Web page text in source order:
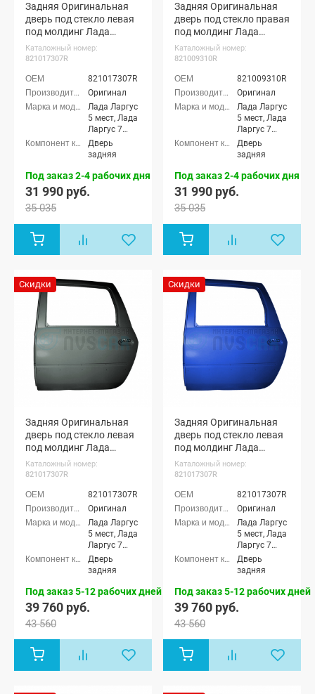
Задняя Оригинальная
дверь под стекло левая
под молдинг Лада
Ларгус (неокрашенная)
Каталожный номер:
821017307R
821017307R
Оригинал
Лада Ларгус
5 мест, Лада
Ларгус 7
мест, Лада
Ларгус
мест, Лада
Кросс 7
Ларгус FL 7
мест, Лада
мест, Лада
Ларгус FL
Кросс 7 мест
Дверь
задняя
Под заказ 2-4 рабочих дня
31 990 руб.
35 035
Задняя Оригинальная
дверь под стекло правая
под молдинг Лада
Ларгус (неокрашенная)
Каталожный номер:
821009310R
821009310R
Оригинал
Лада Ларгус
5 мест, Лада
Ларгус 7
мест, Лада
Ларгус
мест, Лада
Кросс 7
Ларгус FL 7
мест, Лада
мест, Лада
Ларгус FL
Кросс 7 мест
Дверь
задняя
Под заказ 2-4 рабочих дня
31 990 руб.
35 035
Скидки
Задняя Оригинальная
дверь под стекло левая
под молдинг Лада
Ларгус (Каракумы 238)
Каталожный номер:
821017307R
821017307R
Оригинал
Лада Ларгус
5 мест, Лада
Ларгус 7
мест, Лада
Ларгус
мест, Лада
Кросс 7
Ларгус FL 7
мест, Лада
Дверь
задняя
Под заказ 5-12 рабочих дней
39 760 руб.
43 560
Скидки
Задняя Оригинальная
дверь под стекло левая
под молдинг Лада
Ларгус (Дипломат 424)
Каталожный номер:
821017307R
821017307R
Оригинал
Лада Ларгус
5 мест, Лада
Ларгус 7
мест, Лада
Ларгус
мест, Лада
Кросс 7
Ларгус FL 7
мест, Лада
Дверь
задняя
Под заказ 5-12 рабочих дней
39 760 руб.
43 560